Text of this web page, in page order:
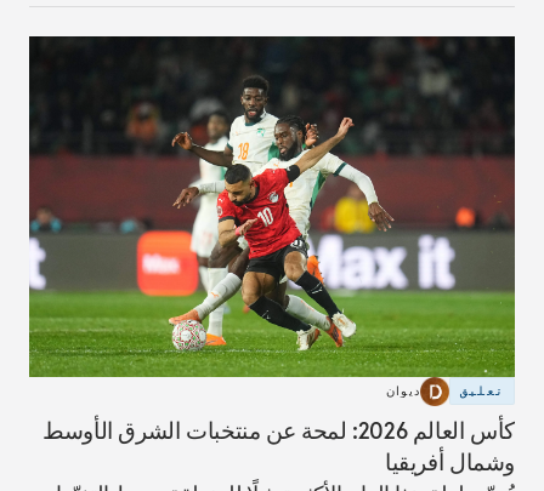
تعليق ديوان
كأس العالم 2026: لمحة عن منتخبات الشرق الأوسط
وشمال أفريقيا